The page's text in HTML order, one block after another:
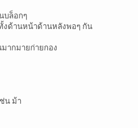
บล็อกๆ
งด้านหน้าด้านหลังพอๆ กัน
ากมายก่ายกอง
น ม้า